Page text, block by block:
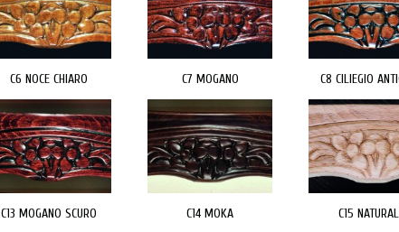
C6 NOCE CHIARO C7 MOGANO C8 CILIEGIO
C13 MOGANO SCURO C14 MOKA C15